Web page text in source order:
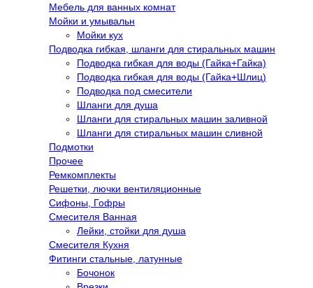
Мебель для ванных комнат
Мойки и умывальн
Мойки кух
Подводка гибкая, шланги для стиральных машин
Подводка гибкая для воды (Гайка+Гайка)
Подводка гибкая для воды (Гайка+Шлиц)
Подводка под смесители
Шланги для душа
Шланги для стиральных машин заливной
Шланги для стиральных машин сливной
Подмотки
Прочее
Ремкомплекты
Решетки, лючки вентиляционные
Сифоны, Гофры
Смесителя Ванная
Лейки, стойки для душа
Смесителя Кухня
Фитинги стальные, латунные
Бочонок